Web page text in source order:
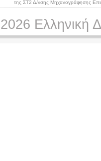
της ΣΤ2 Δ/νσης Μηχανογράφησης
Ελληνική